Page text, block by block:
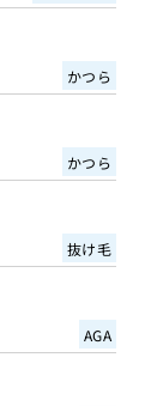
かつら
かつら
抜け毛
AGA